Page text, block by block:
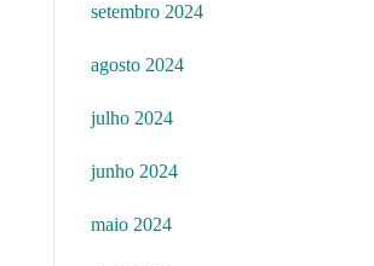
setembro 2024
agosto 2024
julho 2024
junho 2024
maio 2024